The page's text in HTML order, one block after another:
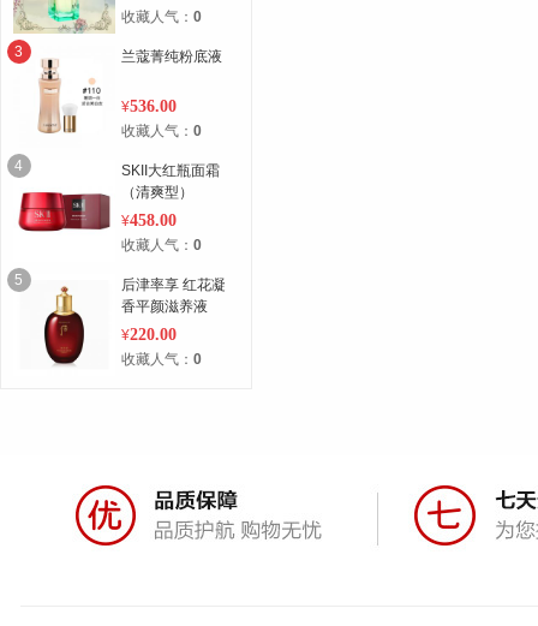
收藏人气： 0
3 兰蔻菁纯粉底液
¥536.00
收藏人气： 0
4
SKII大红瓶面霜
（清爽型）
¥458.00
收藏人气： 0
5
后津率享 红花凝
香平颜滋养液
¥220.00
收藏人气： 0